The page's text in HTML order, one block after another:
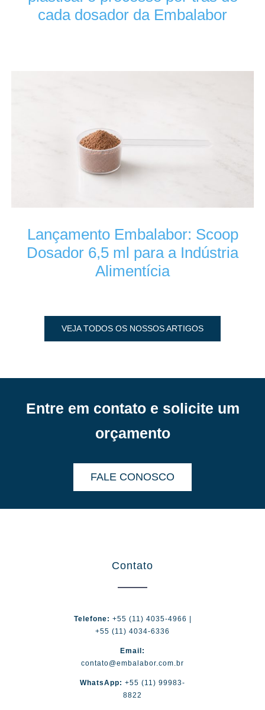
cada dosador da Embalabor
Lançamento Embalabor: Scoop
Dosador 6,5 ml para a Indústria
Alimentícia
VEJA TODOS OS NOSSOS ARTIGOS
Entre em contato e solicite um
orçamento
FALE CONOSCO
Contato
Telefone: +55 (11) 4035-4966 |
+55 (11) 4034-6336
Email:
contato@embalabor.com.br
WhatsApp: +55 (11) 99983-
8822